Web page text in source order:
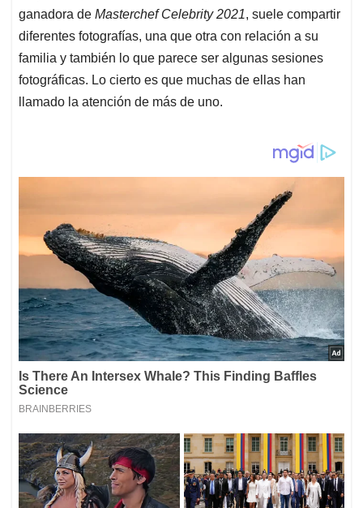
ganadora de Masterchef Celebrity 2021, suele compartir
diferentes fotografías, una que otra con relación a su
familia y también lo que parece ser algunas sesiones
fotográficas. Lo cierto es que muchas de ellas han
llamado la atención de más de uno.